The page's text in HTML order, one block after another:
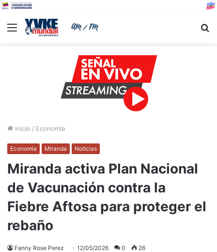
Menu
Inicio / Economía
Economía Miranda Noticias
Miranda activa Plan Nacional
de Vacunación contra la
Fiebre Aftosa para proteger el
rebaño
Fanny Rose Perez 12/05/2026 0 26